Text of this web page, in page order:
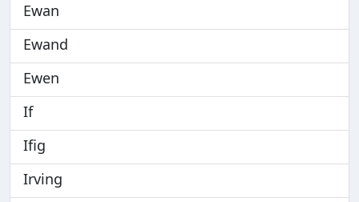
Ewan
Ewand
Ewen
If
Ifig
Irving